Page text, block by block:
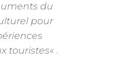
du
pour
touristes« .